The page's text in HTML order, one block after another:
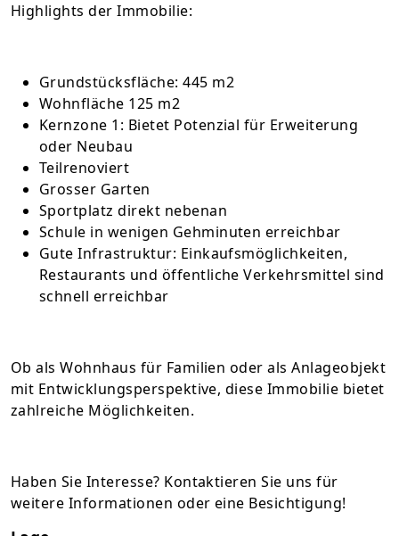
Highlights der Immobilie:
Grundstücksfläche: 445 m2
Wohnfläche 125 m2
Kernzone 1: Bietet Potenzial für Erweiterung
oder Neubau
Teilrenoviert
Grosser Garten
Sportplatz direkt nebenan
Schule in wenigen Gehminuten erreichbar
Gute Infrastruktur: Einkaufsmöglichkeiten,
Restaurants und öffentliche Verkehrsmittel sind
schnell erreichbar
Ob als Wohnhaus für Familien oder als Anlageobjekt
mit Entwicklungsperspektive, diese Immobilie bietet
zahlreiche Möglichkeiten.
Haben Sie Interesse? Kontaktieren Sie uns für
weitere Informationen oder eine Besichtigung!